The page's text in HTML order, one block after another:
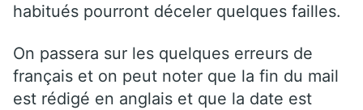
habitués pourront déceler quelques failles.
On passera sur les quelques erreurs de
français et on peut noter que la fin du mail
est rédigé en anglais et que la date est